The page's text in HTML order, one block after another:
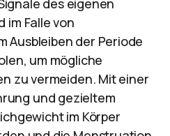
des eigenen
im Falle von
Ausbleiben der Periode
um mögliche
zu vermeiden. Mit einer
und gezieltem
im Körper